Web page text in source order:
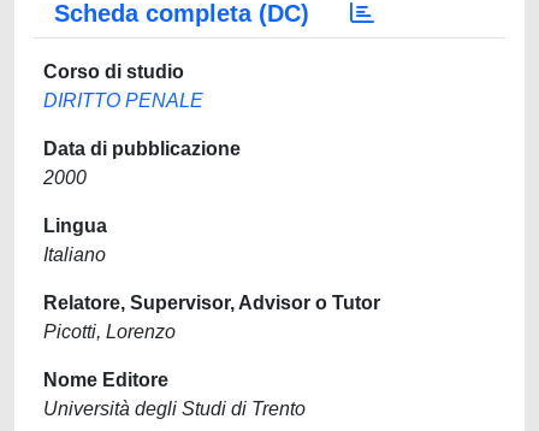
Scheda completa (DC)
Corso di studio
DIRITTO PENALE
Data di pubblicazione
2000
Lingua
Italiano
Relatore, Supervisor, Advisor o Tutor
Picotti, Lorenzo
Nome Editore
Università degli Studi di Trento